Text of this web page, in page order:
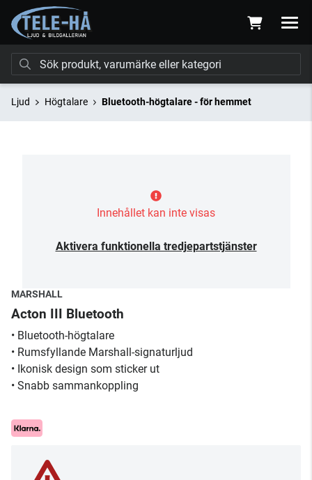
Ljud Högtalare Bluetooth-högtalare - för hemmet
Innehållet kan inte visas
Aktivera funktionella tredjepartstjänster
MARSHALL
Acton III Bluetooth
• Bluetooth-högtalare
• Rumsfyllande Marshall-signaturljud
• Ikonisk design som sticker ut
• Snabb sammankoppling